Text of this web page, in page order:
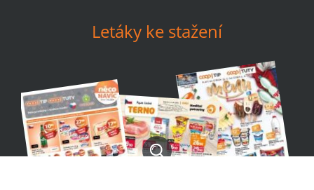
Letáky ke stažení